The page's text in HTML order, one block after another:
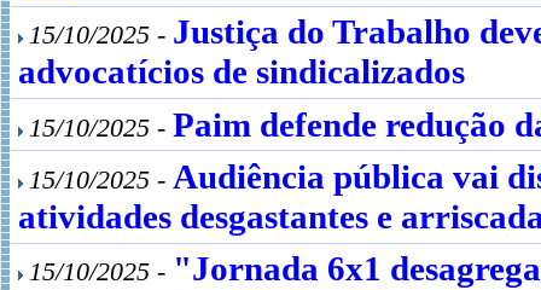
15/10/2025 - Justiça do Trabalho
advocatícios de sindicalizados
15/10/2025 - Paim defende redução
15/10/2025 - Audiência pública vai
atividades desgastantes e
15/10/2025 - "Jornada 6x1